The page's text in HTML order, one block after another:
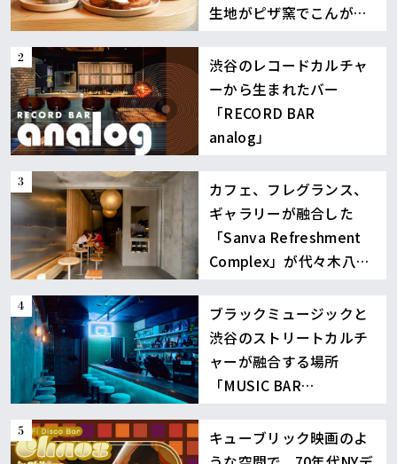
生地がピザ窯でこんが
り！
渋谷のレコードカルチャ
ーから生まれたバー
「RECORD BAR
analog」
カフェ、フレグランス、
ギャラリーが融合した
「Sanva Refreshment
Complex」が代々木八幡
に誕生
ブラックミュージックと
渋谷のストリートカルチ
ャーが融合する場所
「MUSIC BAR
BOUNCE」
キューブリック映画のよ